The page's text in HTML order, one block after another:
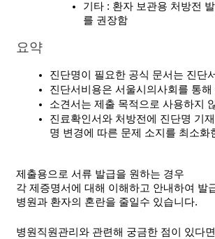
기타 : 환자 보관용 처방전
를 권장함
요약
진단명이 필요한 공식 문서는 진단서
진단서비용은 서울시의사회를 통해
소견서는 제출 목적으로 사용하지
진료확인서와 처방전에 진단명 기
명 변경에 따른 문제 소지를 최소화
제출용으로 서류 발급을 원하는 경우
각 제증명서에 대해 이해하고 안내하여 발
병원과 환자의 혼란을 줄일수 있습니다.
병원직원관리와 관련해 궁금한 점이 있다면